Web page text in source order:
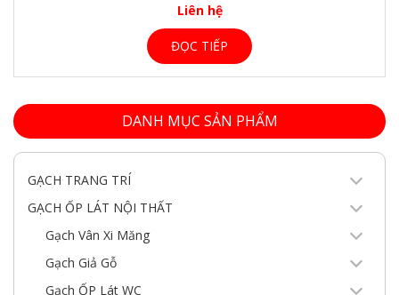
Liên hệ
ĐỌC TIẾP
DANH MỤC SẢN PHẨM
GẠCH TRANG TRÍ
GẠCH ỐP LÁT NỘI THẤT
Gạch Vân Xi Măng
Gạch Giả Gỗ
Gạch ỐP Lát WC